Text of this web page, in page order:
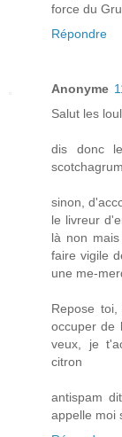
force du
Répondre
Anonyme
Salut les
dis donc
sinon,
le livreur
là non
faire vigile
une me-
Repose
occuper de
veux, je
citron
antispam
appelle moi